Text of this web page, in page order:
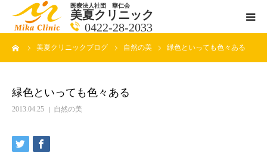
医療法人社団 華仁会
美夏クリニック
0422-28-2033
美夏クリニックブログ 自然の美 緑色といっても色々ある
緑色といっても色々ある
2013.04.25 自然の美
医師紹介